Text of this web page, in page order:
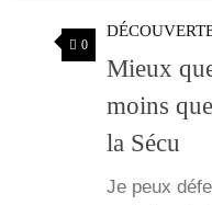
0
Mieux
moins
la Sécu
Je peux